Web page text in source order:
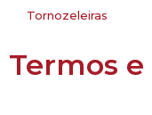
Tornozeleiras
Termos